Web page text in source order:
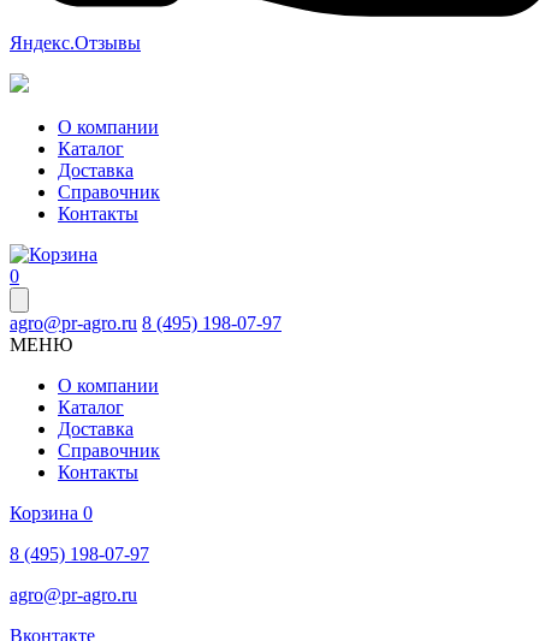
Яндекс.Отзывы
О компании
Каталог
Доставка
Справочник
Контакты
0
agro@pr-agro.ru 8 (495) 198-07-97
МЕНЮ
О компании
Каталог
Доставка
Справочник
Контакты
Корзина 0
8 (495) 198-07-97
agro@pr-agro.ru
Вконтакте